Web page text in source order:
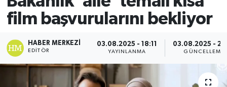
film başvurularını bekliyor
HABER MERKEZI
EDITÖR
03.08.2025 - 18:11
YAYINLANMA
03.08.2025 -
GÜNCELLEME
Haber Arşivi